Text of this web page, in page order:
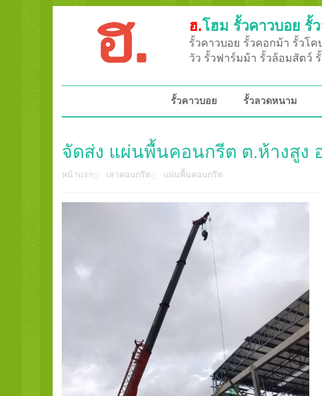
ฮ.โฮม รั้วคาวบอย รั้
รั้วคาวบอย รั้วคอกม้า รั้วโ
วัว รั้วฟาร์มม้า รั้วล้อมสัตว์
รั้วคาวบอย รั้วลวดหนาม
จัดส่ง แผ่นพื้นคอนกรีต ต.ห้างสูง
หน้าแรก เสาคอนกรีต แผ่นพื้นคอนกรีต